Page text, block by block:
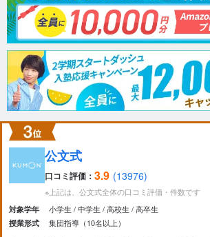
公文式
口コミ評価： 3.9 (13976)
※上記は、公文式全体の口コミ評価・件数です
対象学年 小学生 中学生 高校生 高卒生
授業形式 集団指導（10名以上）